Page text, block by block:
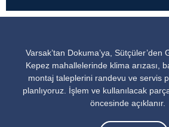
Varsak’tan Dokuma’ya, Sütçüler’den
Kepez mahallelerinde klima arızası,
montaj taleplerini randevu ve servis
planlıyoruz. İşlem ve kullanılacak
öncesinde açıklanır.